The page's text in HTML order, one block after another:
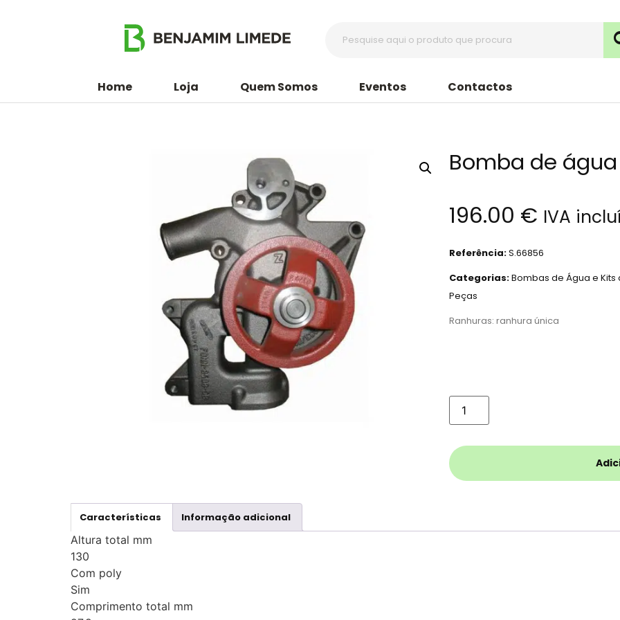
Home Loja Quem Somos Eventos Contactos
Bomba de
196.00 € IVA
Referência:S.66856
Categorias:Bombas de Água e
Peças
Ranhuras: ranhura única
Características Informação adicional
Altura total mm
130
Com poly
Sim
Comprimento total mm